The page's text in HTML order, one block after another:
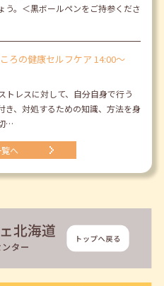
う。＜黒ボールペンをご持参くださ
ろの健康セルフケア 14:00～
トレスに対して、自分自身で行う
き、対処するための知識、方法を身
…
へ